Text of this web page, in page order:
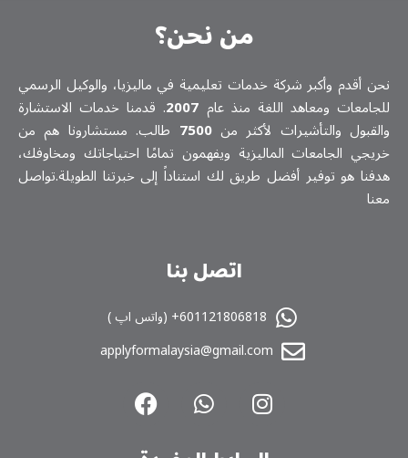
من نحن؟
نحن أقدم وأكبر شركة خدمات تعلیمیة في ماليزيا، والوكيل الرسمي
للجامعات ومعاهد اللغة منذ عام 2007. قدمنا خدمات الاستشارة
والقبول والتأشيرات لأكثر من7500 طالب. مستشارونا هم من
خريجي الجامعات الماليزية ويفهمون تمامًا احتياجاتك ومخاوفك،
هدفنا هو توفير أفضل طريق لك استناداً إلى خبرتنا الطويلة.تواصل
معنا
اتصل بنا
601121806818+ (واتس اپ )
applyformalaysia@gmail.com